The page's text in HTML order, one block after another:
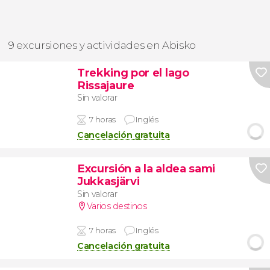
9 excursiones y actividades en Abisko
Trekking por el lago
Rissajaure
Sin valorar
7 horas Inglés
Cancelación gratuita
Excursión a la aldea sami
Jukkasjärvi
Sin valorar
Varios destinos
7 horas Inglés
Cancelación gratuita